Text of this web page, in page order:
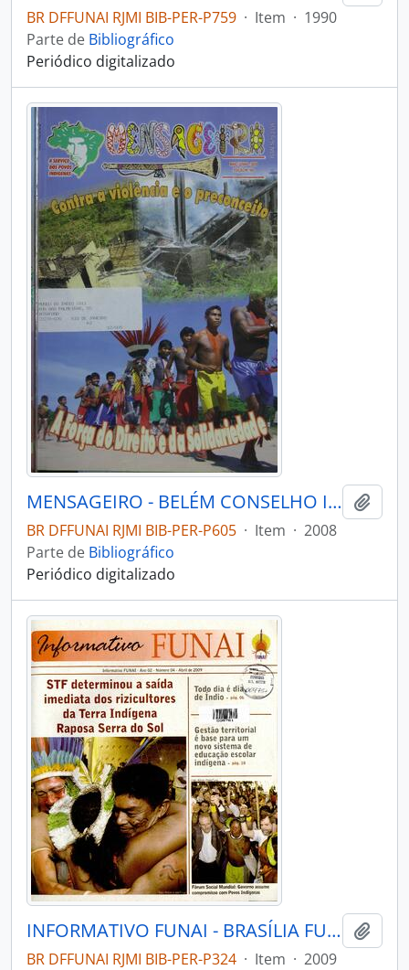
BR DFFUNAI RJMI BIB-PER-P759 · Item · 1990
Parte de Bibliográfico
Periódico digitalizado
MENSAGEIRO - BELÉM CONSELHO INDIGENISTA MISSIONÁRIO - 2008 - Nº169
BR DFFUNAI RJMI BIB-PER-P605 · Item · 2008
Parte de Bibliográfico
Periódico digitalizado
INFORMATIVO FUNAI - BRASÍLIA FUNAI - 2009 - Nº04
BR DFFUNAI RJMI BIB-PER-P324 · Item · 2009